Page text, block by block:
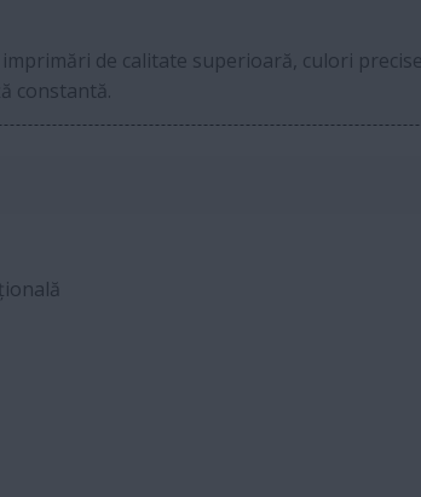
de calitate superioară, culori
constantă.